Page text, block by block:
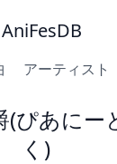
AniFesDB
アーティスト
(ぴあにー
く)